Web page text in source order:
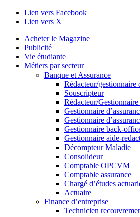
Lien vers Facebook
Lien vers X
Acheter le Magazine
Publicité
Vie étudiante
Métiers par secteur
Banque et Assurance
Rédacteur/gestionnaire
Souscripteur
Rédacteur/
Gestionnaire
Gestionnaire
Gestionnaire back-
Gestionnaire aide-
Décompteur Maladie
Consolideur
Comptable OPCVM
Comptable assurance
Chargé d’études
Actuaire
Finance d’entreprise
Technicien